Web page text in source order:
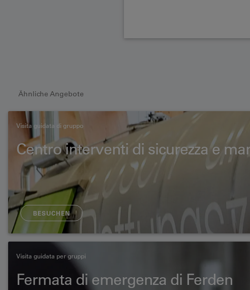
Ähnliche Angebote
Visita guidata di gruppo
Centro interventi di sicurezza e
BESUCHEN
Visita guidata per gruppi
Fermata di emergenza di Ferden